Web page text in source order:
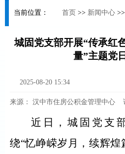
当前位置： 首页 >> 新闻中心 >>
城固党支部开展“传承红
量”主题党
2025-08-20 15:34
来源： 汉中市住房公积金管理中心
近日，城固党支
绕“忆峥嵘岁月，续辉煌